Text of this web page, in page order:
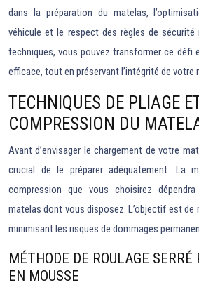
dans la préparation du matelas,
véhicule et le respect des règles de sécurité
techniques, vous pouvez transformer ce défi
efficace, tout en préservant l’intégrité de votre
TECHNIQUES DE PLIAGE
COMPRESSION DU
Avant d’envisager le chargement de votre
crucial de le préparer adéquatement. La
compression que vous choisirez
matelas dont vous disposez. L’objectif est de
minimisant les risques de dommages
MÉTHODE DE ROULAGE
EN MOUSSE